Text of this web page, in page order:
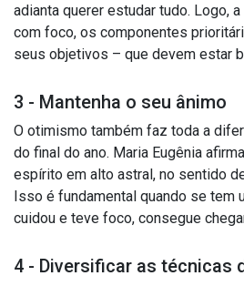
adianta querer estudar tudo. Logo,
com foco, os componentes
seus objetivos – que devem estar
3 - Mantenha o seu ânimo
O otimismo também faz toda a
do final do ano. Maria Eugênia
espírito em alto astral, no sentido
Isso é fundamental quando se tem
cuidou e teve foco, consegue
4 - Diversificar as técnicas